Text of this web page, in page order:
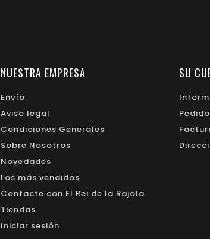
NUESTRA EMPRESA
Envío
Aviso legal
Condiciones Generales
Sobre Nosotros
Novedades
Los más vendidos
Contacte con El Rei de la Rajola
Tiendas
Iniciar sesión
SU